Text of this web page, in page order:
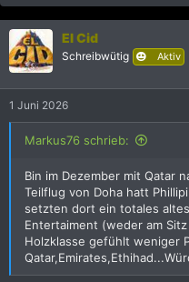
a
k
t
i
o
n
:
El Cid
Schreibwütig Aktiv
1 Juni 2026
Markus76 schrieb:
Bin im Dezember mit Qatar
Teilflug von Doha hatt
setzten dort ein totales
Entertaiment (weder am
Holzklasse gefühlt weniger